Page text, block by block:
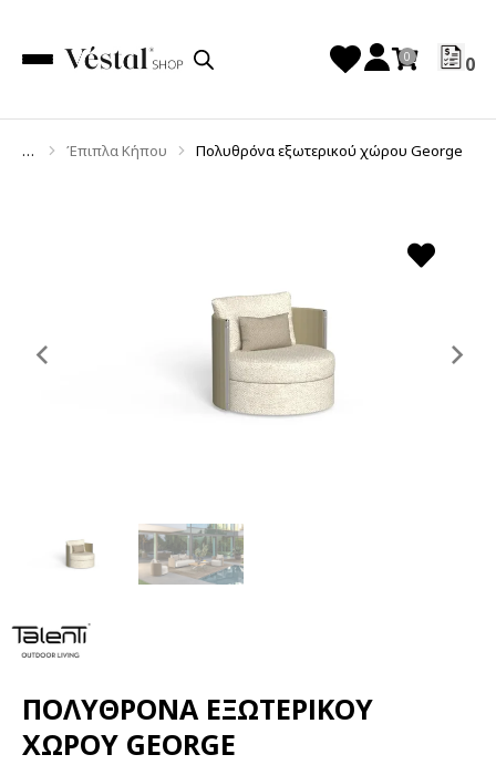
0
You are here:
Έπιπλα Κήπου Πολυθρόνα εξωτερικού χώρου George
Previous
ΠΟΛΥΘΡΌΝΑ ΕΞΩΤΕΡΙΚΟΎ
ΧΏΡΟΥ GEORGE